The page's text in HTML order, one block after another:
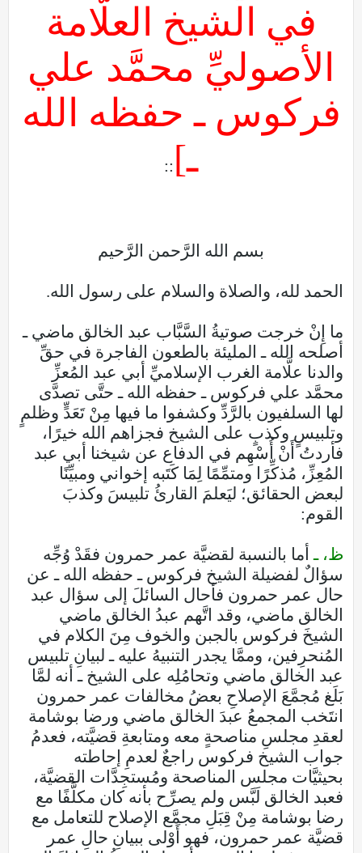
في الشيخ العلَّامة
الأصوليِّ محمَّد علي
فركوس ـ حفظه الله
ـ] ::
بسم الله الرَّحمن الرَّحيم
الحمد لله، والصلاة والسلام على رسول الله.
ما إِنْ خرجت صوتيةُ السَّبَّاب عبد الخالق ماضي ـ
أصلحه الله ـ المليئة بالطعون الفاجرة في حقِّ
والدنا علَّامة الغرب الإسلاميِّ أبي عبد المُعزِّ
محمَّد علي فركوس ـ حفظه الله ـ حتَّى تصدَّى
لها السلفيون بالرَّدِّ وكشفوا ما فيها مِنْ تَعَدٍّ وظلمٍ
وتلبيسٍ وكذبٍ على الشيخ فجزاهم الله خيرًا،
فأردتُ أَنْ أُسْهِم في الدفاع عن شيخنا أبي عبد
المُعِزِّ، مُذكِّرًا ومتمِّمًا لِمَا كَتَبه إخواني ومبيِّنًا
لبعض الحقائق؛ ليَعلمَ القارئُ تلبيسَ وكذبَ
القوم:
ظ، ـأما بالنسبة لقضيَّة عمر حمرون فقَدْ وُجِّه
سؤالٌ لفضيلة الشيخ فركوس ـ حفظه الله ـ عن
حال عمر حمرون فأحال السائلَ إلى سؤال عبد
الخالق ماضي، وقد اتَّهم عبدُ الخالق ماضي
الشيخَ فركوس بالجبن والخوف مِنَ الكلام في
المُنحرِفين، وممَّا يجدر التنبيهُ عليه ـ لبيانِ تلبيس
عبد الخالق ماضي وتحامُلِه على الشيخ ـ أنه لمَّا
بَلَغ مُجمَّعَ الإصلاحِ بعضُ مخالفات عمر حمرون
انتَخب المجمعُ عبدَ الخالق ماضي ورضا بوشامة
لعقدِ مجلسِ مناصحةٍ معه ومتابعةِ قضيَّته، فعدمُ
جواب الشيخ فركوس راجعٌ لعدمِ إحاطته
بحيثيَّات مجلس المناصحة ومُستجِدَّات القضيَّة،
فعبد الخالق لَبَّس ولم يصرِّح بأنه كان مكلَّفًا مع
رضا بوشامة مِنْ قِبَلِ مجمَّع الإصلاح للتعامل مع
قضيَّة عمر حمرون، فهو أَوْلى ببيانِ حالِ عمر